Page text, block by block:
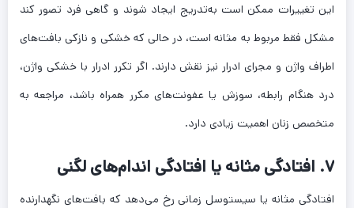
این تغییرات ممکن است به‌تدریج ایجاد شوند و گاهی فرد تصور کند
مشکل فقط مربوط به مثانه است، در حالی که خشکی و نازکی بافت‌های
اطراف واژن و مجرای ادرار نیز نقش دارند. اگر تکرر ادرار با خشکی واژن،
درد هنگام رابطه، سوزش یا عفونت‌های مکرر همراه باشد، مراجعه به
متخصص زنان اهمیت زیادی دارد.
۷. افتادگی مثانه یا افتادگی اندام‌های لگنی
افتادگی مثانه یا سیستوسل زمانی رخ می‌دهد که بافت‌های نگهدارنده